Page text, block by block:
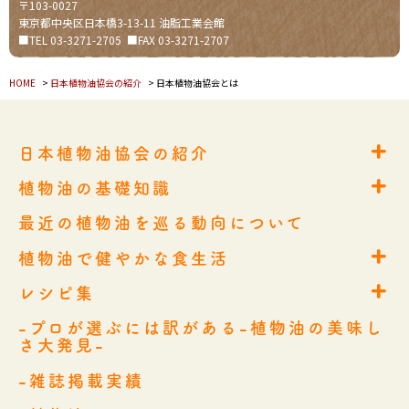
〒103-0027
東京都中央区日本橋3-13-11 油脂工業会館
■TEL 03-3271-2705 ■FAX 03-3271-2707
HOME > 日本植物油協会の紹介 > 日本植物油協会とは
日本植物油協会の紹介
日本植物油協会とは
協会組織概要
会員企業一覧
業務連絡窓口
植物油の基礎知識
植物油の道-植物油の生産から消費まで-
植物油とJAS制度
最近の植物油を巡る動向について
植物油で健やかな食生活
賢くとりたい私たちに不可欠な食品
健康と美しさを支える5つのメリット
知っておきたいこんな使い方
上手に使いこなす料理のコツ
レシピ集
こだわりと手軽さを両立！植物油を使った季節のレシピ！
フードロス対策＆食費・光熱費節約レシピ
-プロが選ぶには訳がある-植物油の美味し
さ大発見-
-雑誌掲載実績